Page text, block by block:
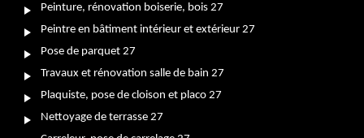
Peinture, rénovation boiserie, bois 27
Peintre en bâtiment intérieur et extérieur 27
Pose de parquet 27
Travaux et rénovation salle de bain 27
Plaquiste, pose de cloison et placo 27
Nettoyage de terrasse 27